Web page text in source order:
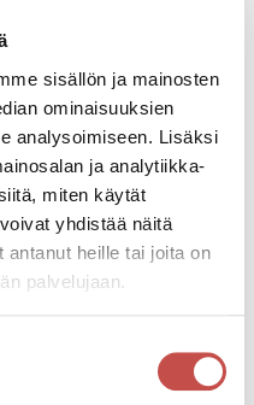
sisällön ja mainosten
ominaisuuksien
analysoimiseen. Lisäksi
ja analytiikka-
miten käytät
yhdistää näitä
antanut heille tai joita on
palvelujaan.
17.8.2026
3.8.2026
antama
perusteltu